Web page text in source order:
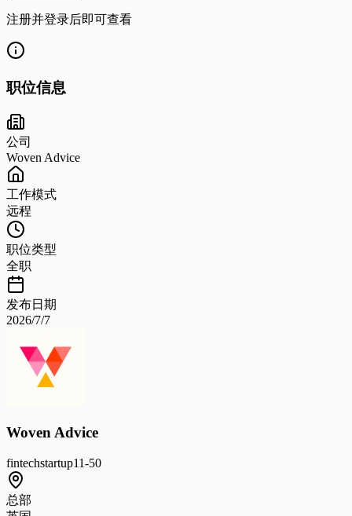
注册并登录后即可查看
职位信息
公司
Woven Advice
工作模式
远程
职位类型
全职
发布日期
2026/7/7
Woven Advice
fintechstartup11-50
总部